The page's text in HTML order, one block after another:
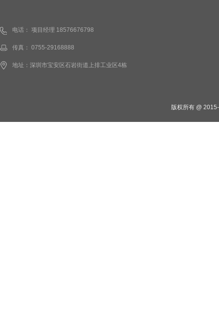
电话： 项目经理 18576676798
传真： 0755-29168888
地址：深圳市宝安区石岩街道上排工业区4栋
版权所有 @